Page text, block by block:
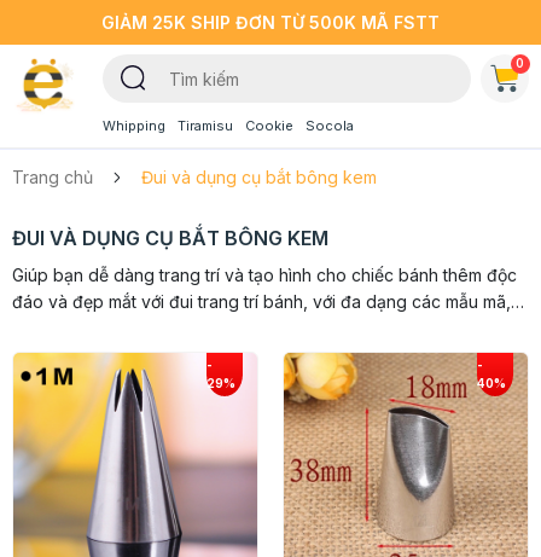
GIẢM 25K SHIP ĐƠN TỪ 500K MÃ FSTT
Whipping Tiramisu Cookie Socola
0
Trang chủ Đui và dụng cụ bắt bông kem
ĐUI VÀ DỤNG CỤ BẮT BÔNG KEM
Giúp bạn dễ dàng trang trí và tạo hình cho chiếc bánh thêm độc
đáo và đẹp mắt với đui trang trí bánh, với đa dạng các mẫu mã,